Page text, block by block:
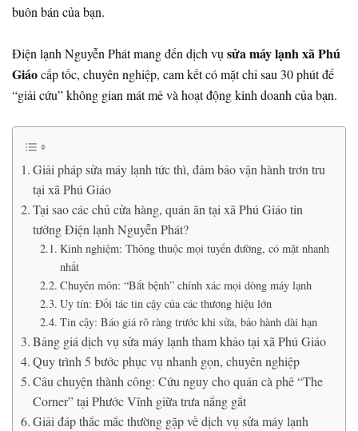
buôn bán của bạn.
Điện lạnh Nguyễn Phát mang đến dịch vụ sửa máy lạnh xã Phú
Giáocấp tốc, chuyên nghiệp, cam kết có mặt chỉ sau 30 phút để
“giải cứu” không gian mát mẻ và hoạt động kinh doanh của bạn.
Giải pháp sửa máy lạnh tức thì, đảm bảo vận hành trơn tru
tại xã Phú Giáo
Tại sao các chủ cửa hàng, quán ăn tại xã Phú Giáo tin
tưởng Điện lạnh Nguyễn Phát?
Kinh nghiệm: Thông thuộc mọi tuyến đường, có mặt nhanh
nhất
Chuyên môn: “Bắt bệnh” chính xác mọi dòng máy lạnh
Uy tín: Đối tác tin cậy của các thương hiệu lớn
Tin cậy: Báo giá rõ ràng trước khi sửa, bảo hành dài hạn
Bảng giá dịch vụ sửa máy lạnh tham khảo tại xã Phú Giáo
Quy trình 5 bước phục vụ nhanh gọn, chuyên nghiệp
Câu chuyện thành công: Cứu nguy cho quán cà phê “The
Corner” tại Phước Vĩnh giữa trưa nắng gắt
Giải đáp thắc mắc thường gặp về dịch vụ sửa máy lạnh